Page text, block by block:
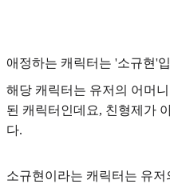
애정하는 캐릭터는 '소규현'
해당 캐릭터는 유저의 어머
된 캐릭터인데요, 친형제가
다.
소규현이라는 캐릭터는 유